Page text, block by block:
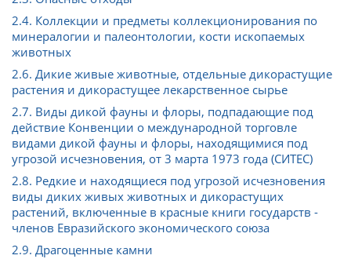
2.4. Коллекции и предметы коллекционирования по
минералогии и палеонтологии, кости ископаемых
животных
2.6. Дикие живые животные, отдельные дикорастущие
растения и дикорастущее лекарственное сырье
2.7. Виды дикой фауны и флоры, подпадающие под
действие Конвенции о международной торговле
видами дикой фауны и флоры, находящимися под
угрозой исчезновения, от 3 марта 1973 года (СИТЕС)
2.8. Редкие и находящиеся под угрозой исчезновения
виды диких живых животных и дикорастущих
растений, включенные в красные книги государств -
членов Евразийского экономического союза
2.9. Драгоценные камни